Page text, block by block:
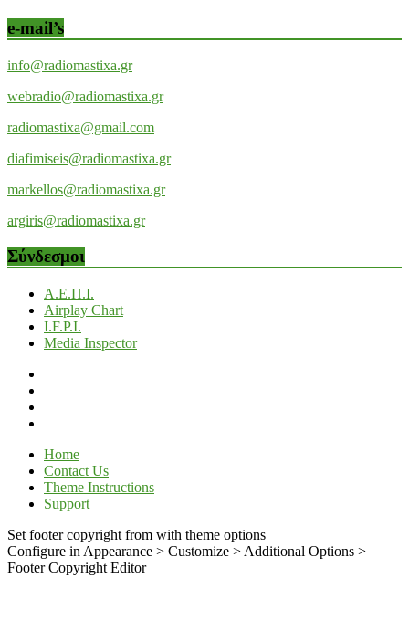
e-mail’s
info@radiomastixa.gr
webradio@radiomastixa.gr
radiomastixa@gmail.com
diafimiseis@radiomastixa.gr
markellos@radiomastixa.gr
argiris@radiomastixa.gr
Σύνδεσμοι
Α.Ε.Π.Ι.
Airplay Chart
I.F.P.I.
Media Inspector
Home
Contact Us
Theme Instructions
Support
Set footer copyright from with theme options
Configure in Appearance > Customize > Additional Options >
Footer Copyright Editor